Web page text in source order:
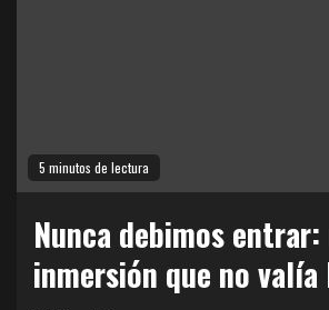
5 minutos de lectura
Nunca debimos entrar:
inmersión que no valía